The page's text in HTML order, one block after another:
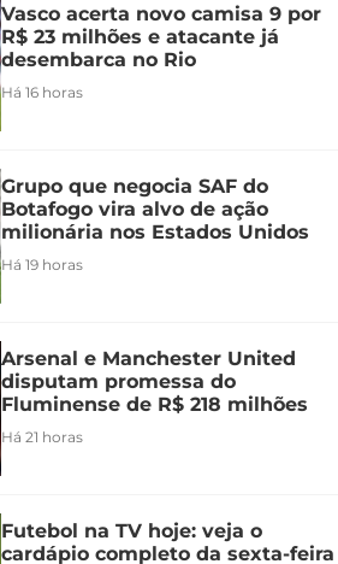
Vasco acerta novo camisa 9 por
R$ 23 milhões e atacante já
desembarca no Rio
Há 16 horas
Grupo que negocia SAF do
Botafogo vira alvo de ação
milionária nos Estados Unidos
Há 19 horas
Arsenal e Manchester United
disputam promessa do
Fluminense de R$ 218 milhões
Há 21 horas
Futebol na TV hoje: veja o
cardápio completo da sexta-feira